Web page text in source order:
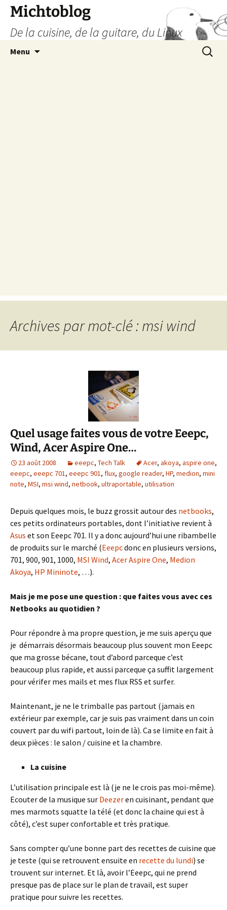
Aller
contenu
Michtoblog
De la cuisine, de la guitare, du Linux
Menu
Archives par mot-clé : msi wind
Quel usage faites vous de votre Eeepc,
Wind, Acer Aspire One…
23 août 2008 eeepc, Tech Talk Acer, akoya, aspire one,
eeepc, eeepc 701, eeepc 901, flux, google reader, HP, medion, mini
note, MSI, msi wind, netbook, ultraportable, utilisation
Depuis quelques mois, le buzz grossit autour des netbooks,
ces petits ordinateurs portables, dont l’initiative revient à
Asus et son Eeepc 701. Il y a donc aujourd’hui une ribambelle
de produits sur le marché (Eeepcdonc en plusieurs versions,
701, 900, 901, 1000, MSI Wind, Acer Aspire One, Medion
Akoya, HP Mininote, …).
Mais je me pose une question : que faites vous avec ces
Netbooks au quotidien ?
Pour répondre à ma propre question, je me suis aperçu que
je démarrais désormais beaucoup plus souvent mon Eeepc
que ma grosse bécane, tout d’abord parceque c’est
beaucoup plus rapide, et aussi parceque ça suffit largement
pour vérifer mes mails et mes flux RSS et surfer.
Maintenant, je ne le trimballe pas partout (jamais en
extérieur par exemple, car je suis pas vraiment dans un coin
couvert par du wifi partout, loin de là). Ca se limite en fait à
deux pièces : le salon / cuisine et la chambre.
La cuisine
L’utilisation principale est là (je ne le crois pas moi-même).
Ecouter de la musique sur Deezeren cuisinant, pendant que
mes marmots squatte la télé (et donc la chaine qui est à
côté), c’est super confortable et très pratique.
Sans compter qu’une bonne part des recettes de cuisine que
je teste (qui se retrouvent ensuite en recette du lundi) se
trouvent sur internet. Et là, avoir l’Eeepc, qui ne prend
presque pas de place sur le plan de travail, est super
pratique pour suivre les recettes.